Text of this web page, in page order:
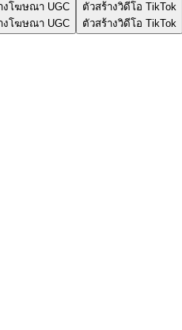
งโฆษณา UGC
งโฆษณา UGC
ตัวสร้างวิดีโอ TikTok
ตัวสร้างวิดีโอ TikTok